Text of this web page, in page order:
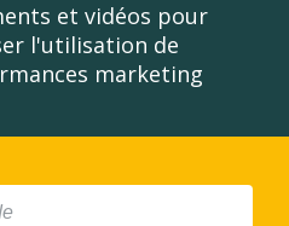
et vidéos pour
l'utilisation de
marketing